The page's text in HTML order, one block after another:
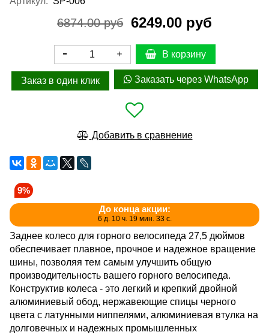
6874.00 руб 6249.00 руб
В корзину
Заказ в один клик Заказать через WhatsApp
Добавить в сравнение
9%
До конца акции:
6 д. 10 ч. 19 мин. 33 с.
Заднее колесо для горного велосипеда 27,5 дюймов
обеспечивает плавное, прочное и надежное вращение
шины, позволяя тем самым улучшить общую
производительность вашего горного велосипеда.
Конструктив колеса - это легкий и крепкий двойной
алюминиевый обод, нержавеющие спицы черного
цвета с латунными ниппелями, алюминиевая втулка на
долговечных и надежных промышленных